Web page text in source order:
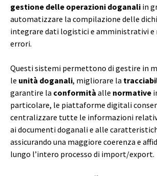
gestione delle operazioni doganali in
automatizzare la compilazione delle
integrare dati logistici e amministrativi e
errori.
Questi sistemi permettono di gestire in
le unità doganali, migliorare la
garantire la conformità alle normative
particolare, le piattaforme digitali
centralizzare tutte le informazioni
ai documenti doganali e alle
assicurando una maggiore coerenza e
lungo l’intero processo di import/export.